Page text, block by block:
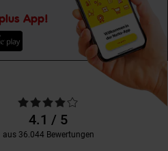
App!
4.1 / 5
aus 36.044 Bewertungen